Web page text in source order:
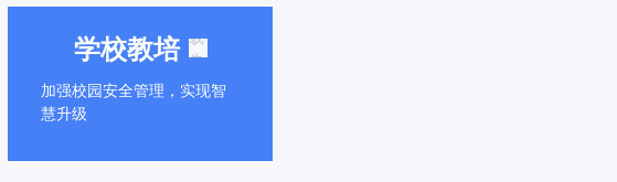
学校教培
加
载
失
败
加强校园安全管理，实现智
慧升级